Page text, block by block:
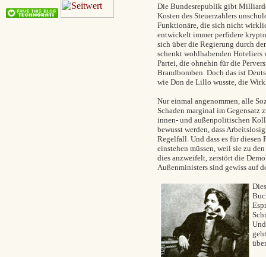
Die Bundesrepublik gibt
Kosten des Steuerzahlers
Funktionäre, die sich nicht
entwickelt immer perfidere
sich über die Regierung durch
schenkt wohlhabenden
Partei, die ohnehin für die
Brandbomben. Doch das ist
wie Don de Lillo wusste, die
Nur einmal angenommen, alle
Schaden marginal im Gegensatz
innen- und außenpolitischen
bewusst werden, dass
Regelfall. Und dass es für
einstehen müssen, weil sie zu
dies anzweifelt, zerstört die
Außenministers sind gewiss auf